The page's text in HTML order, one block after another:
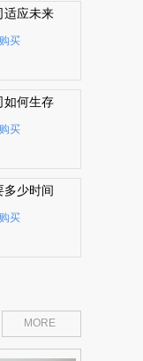
适应未来
买
如何生存
买
多少时间
买
MORE